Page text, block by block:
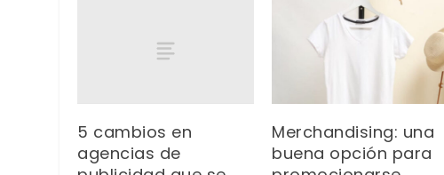
5 cambios en
agencias de
Merchandising: una
buena opción para